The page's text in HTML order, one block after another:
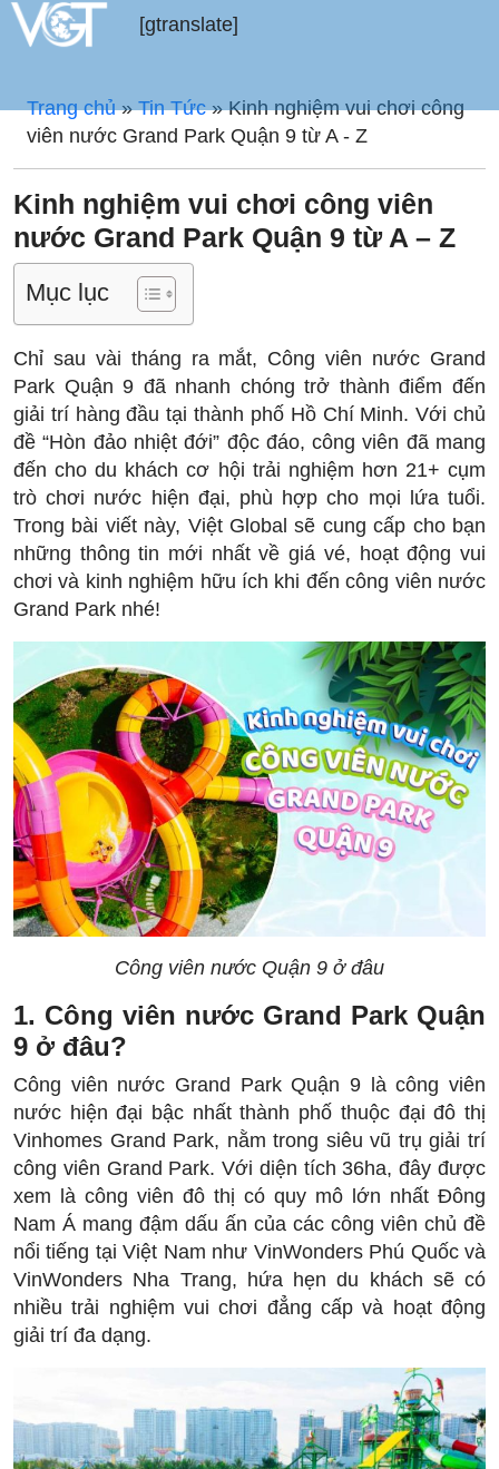
[gtranslate]
Trang chủ»Tin Tức»Kinh nghiệm vui chơi công
viên nước Grand Park Quận 9 từ A - Z
Kinh nghiệm vui chơi công viên
nước Grand Park Quận 9 từ A – Z
Mục lục
Chỉ sau vài tháng ra mắt, Công viên nước Grand
Park Quận 9 đã nhanh chóng trở thành điểm đến
giải trí hàng đầu tại thành phố Hồ Chí Minh. Với chủ
đề “Hòn đảo nhiệt đới” độc đáo, công viên đã mang
đến cho du khách cơ hội trải nghiệm hơn 21+ cụm
trò chơi nước hiện đại, phù hợp cho mọi lứa tuổi.
Trong bài viết này, Việt Global sẽ cung cấp cho bạn
những thông tin mới nhất về giá vé, hoạt động vui
chơi và kinh nghiệm hữu ích khi đến công viên nước
Grand Park nhé!
Công viên nước Quận 9 ở đâu
1. Công viên nước Grand Park Quận
9 ở đâu?
Công viên nước Grand Park Quận 9 là công viên
nước hiện đại bậc nhất thành phố thuộc đại đô thị
Vinhomes Grand Park, nằm trong siêu vũ trụ giải trí
công viên Grand Park. Với diện tích 36ha, đây được
xem là công viên đô thị có quy mô lớn nhất Đông
Nam Á mang đậm dấu ấn của các công viên chủ đề
nổi tiếng tại Việt Nam như VinWonders Phú Quốc và
VinWonders Nha Trang, hứa hẹn du khách sẽ có
nhiều trải nghiệm vui chơi đẳng cấp và hoạt động
giải trí đa dạng.